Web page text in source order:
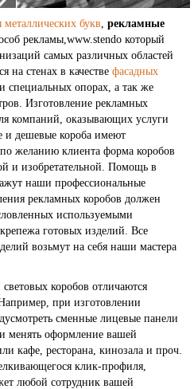
металлических букв, рекламные
рекламы,www.stendo который
самых различных областей
на стенах в качестве фасадных
специальных опорах, а так же
Изготовление рекламных
компаний, оказывающих услуги
и дешевые короба имеют
желанию клиента форма коробов
и изобретательной. Помощь в
наши профессиональные
рекламных коробов должен
используемыми
готовых изделий. Все
возьмут на себя наши мастера
коробов отличаются
при изготовлении
сменные лицевые панели
менять оформление вашей
кафе, ресторана, кинозала и проч.
клик-профиля,
любой сотрудник вашей